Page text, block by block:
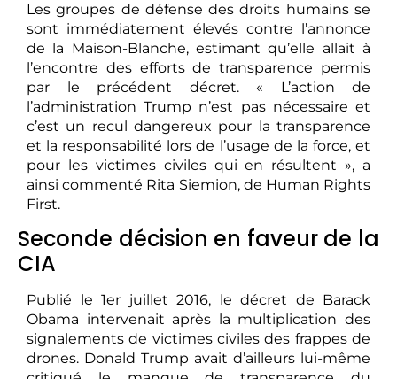
Les groupes de défense des droits humains se
sont immédiatement élevés contre l’annonce
de la Maison-Blanche, estimant qu’elle allait à
l’encontre des efforts de transparence permis
par le précédent décret. « L’action de
l’administration Trump n’est pas nécessaire et
c’est un recul dangereux pour la transparence
et la responsabilité lors de l’usage de la force, et
pour les victimes civiles qui en résultent », a
ainsi commenté Rita Siemion, de Human Rights
First.
Seconde décision en faveur de la
CIA
Publié le 1er juillet 2016, le décret de Barack
Obama intervenait après la multiplication des
signalements de victimes civiles des frappes de
drones. Donald Trump avait d’ailleurs lui-même